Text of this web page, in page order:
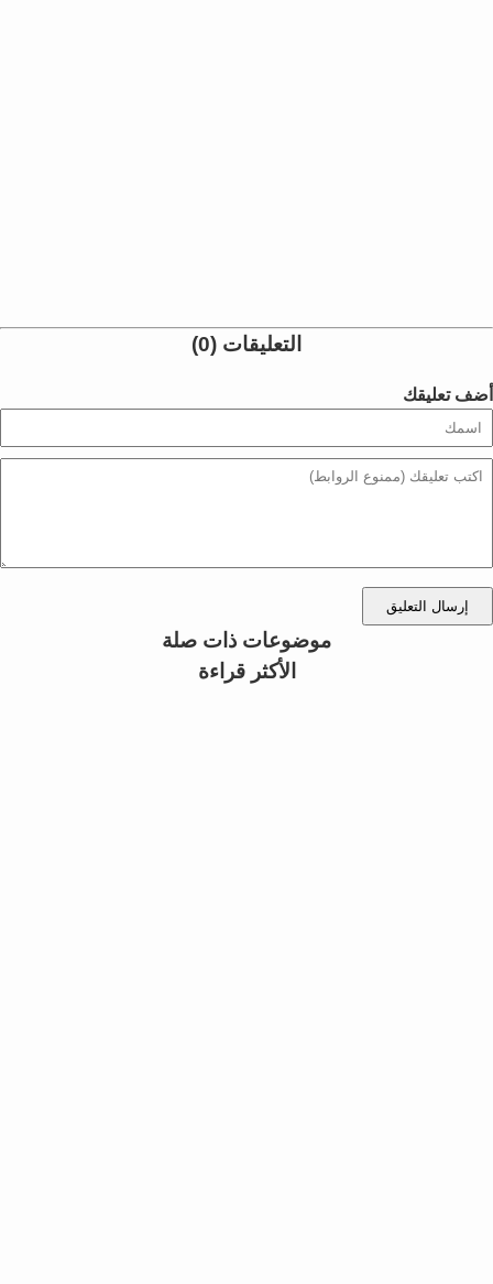
التعليقات (0)
أضف تعليقك
إرسال التعليق
موضوعات ذات صلة
الأكثر قراءة